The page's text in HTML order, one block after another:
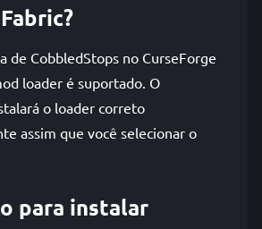
de CobbledStops no CurseForge
loader é suportado. O
o loader correto
assim que você selecionar o
para instalar